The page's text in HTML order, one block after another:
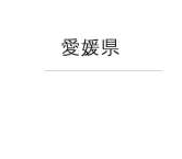
愛媛県